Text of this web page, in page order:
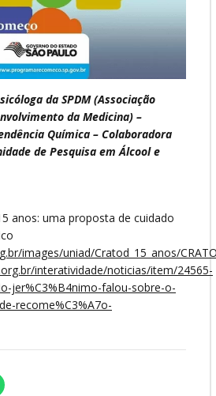
da SPDM (Associação
da Medicina) –
Química – Colaboradora
de Pesquisa em Álcool e
anos: uma proposta de cuidado
images/uniad/Cratod_15_anos/
interatividade/noticias/item/24565-
jer%C3%B4nimo-falou-sobre-o-
recome%C3%A7o-